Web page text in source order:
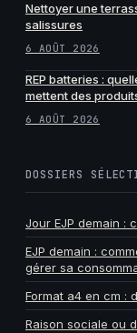
Nettoyer une
salissures
6 AOÛT 2026
REP batteries :
mettent des
6 AOÛT 2026
DOSSIERS
Jour EJP demain :
EJP demain :
gérer sa
Format a4 en cm :
Raison sociale ou